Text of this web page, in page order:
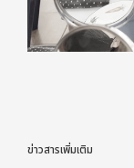
ข่าวสารเพิ่มเติม